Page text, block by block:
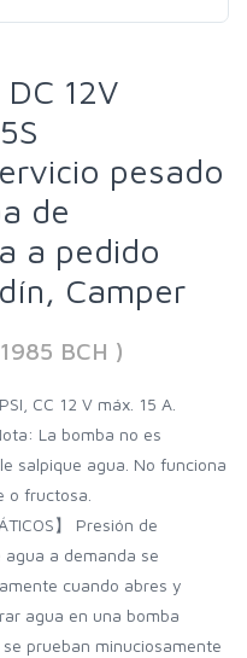
12V
pesado
de
a pedido
Camper
BCH )
CC 12 V máx. 15 A.
La bomba no es
salpique agua. No funciona
o fructosa.
】 Presión de
agua a demanda se
cuando abres y
agua en una bomba
prueban minuciosamente